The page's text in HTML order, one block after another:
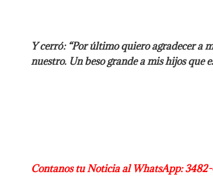
Y cerró: “Por último quiero agradecer a
nuestro. Un beso grande a mis hijos que
Contanos tu Noticia al WhatsApp: 3482-